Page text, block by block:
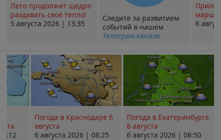
Лето продолжит щедро
раздавать своё тепло!
5 августа 2026 | 13:35
Следите за развитием
событий в нашем
Телеграм-канале
6
Погода в Краснодаре 6
августа
6 августа 2026 | 08:25
Погода в Екатеринбурге
6 августа
6 августа 2026 | 08:50